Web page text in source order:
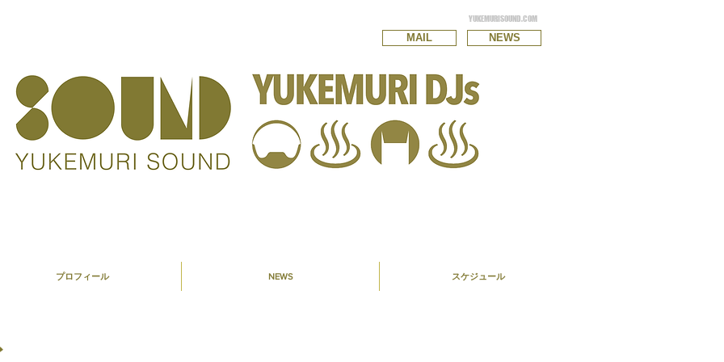
YUKEMURISOUND.COM
MAIL NEWS
プロフィール NEWS スケジュール